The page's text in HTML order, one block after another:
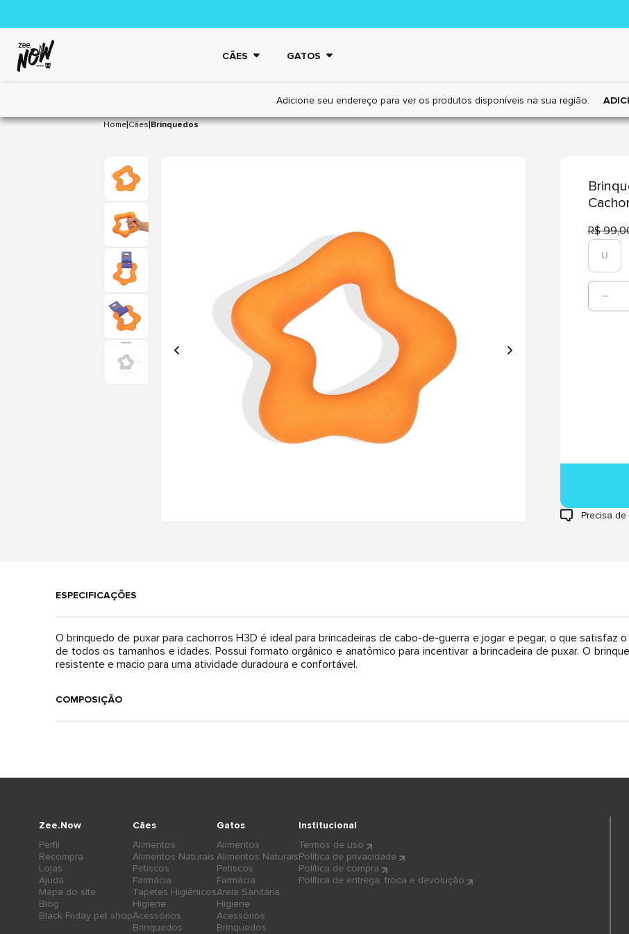
CÃES GATOS
Adicione seu endereço para ver os produtos disponíveis na sua região.
Home|Cães|Brinquedos
R$
U
Precisa de
ESPECIFICAÇÕES
O brinquedo de puxar para cachorros H3D é ideal para brincadeiras de cabo-de-guerra e jogar e pegar, o que satisfaz
de todos os tamanhos e idades. Possui formato orgânico e anatômico para incentivar a brincadeira de puxar. O
resistente e macio para uma atividade duradoura e confortável.
COMPOSIÇÃO
Cães
Alimentos
Alimentos Naturais
Petiscos
Farmácia
Tapetes Higiênicos
Higiene
Acessórios
Brinquedos
Gatos
Alimentos
Alimentos Naturais
Petiscos
Farmácia
Areia Sanitária
Higiene
Acessórios
Brinquedos
Zee.Now
Perfil
Recompra
Lojas
Ajuda
Mapa do site
Blog
Black Friday pet shop
Institucional
Termos de uso
Política de privacidade
Política de compra
Política de entrega, troca e devolução